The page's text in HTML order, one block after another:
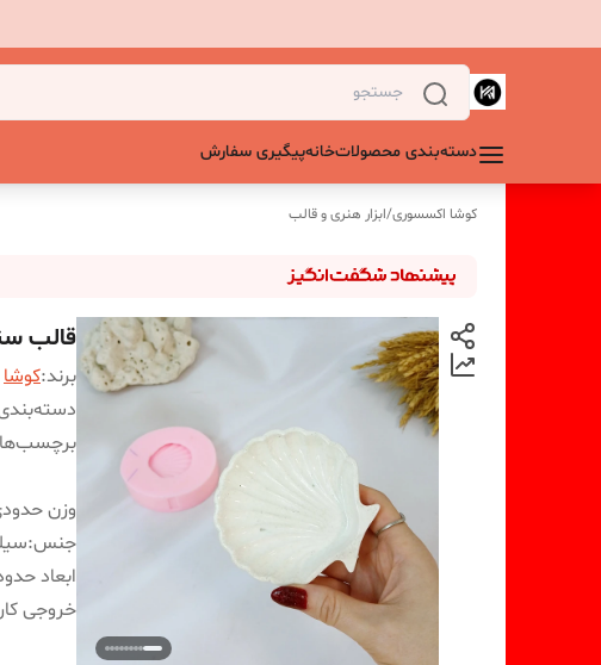
دسته‌بندی محصولاتخانهپیگیری سفارش
کوشا اکسسوری/ابزار هنری و قالب
قالب
برند:کوشا
وزن
جنس:
ابعاد
خروجی کار